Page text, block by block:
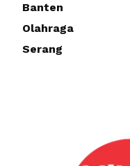
Banten
Olahraga
Serang